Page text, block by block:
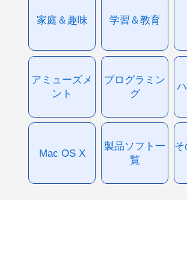
家庭＆趣味 学習＆教育
アミューズメ
ント
プログラミン
グ
Mac OS X
製品ソフト一
覧